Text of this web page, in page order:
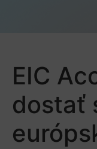
EIC
dostať